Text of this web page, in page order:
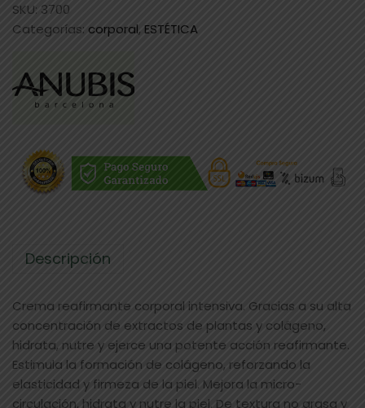
SKU: 3700
Categorías: corporal, ESTÉTICA
Descripción
Crema reafirmante corporal intensiva. Gracias a su alta
concentración de extractos de plantas y colágeno,
hidrata, nutre y ejerce una potente acción reafirmante.
Estimula la formación de colágeno, reforzando la
elasticidad y firmeza de la piel. Mejora la micro-
circulación, hidrata y nutre la piel. De textura no grasa y